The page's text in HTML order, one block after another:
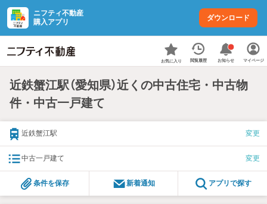
ニフティ不動産
購入アプリ
ダウンロード
お気に入り 閲覧履歴 お知らせ マイページ
近鉄蟹江駅（愛知県）近くの中古住宅・中古物
件・中古一戸建て
近鉄蟹江駅 変更
中古一戸建て 変更
条件を保存 新着通知 アプリで探す